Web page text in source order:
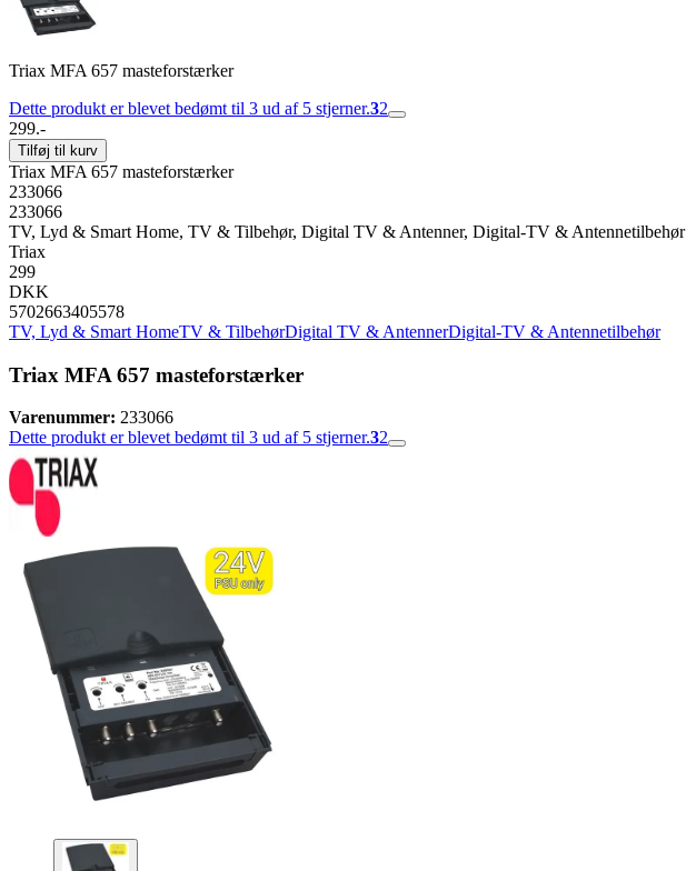
Triax MFA 657 masteforstærker
Dette produkt er blevet bedømt til 3 ud af 5 stjerner.32
299.-
Tilføj til kurv
Triax MFA 657 masteforstærker
233066
233066
TV, Lyd & Smart Home, TV & Tilbehør, Digital TV & Antenner, Digital-TV & Antennetilbehør
Triax
299
DKK
5702663405578
TV, Lyd & Smart HomeTV & TilbehørDigital TV & AntennerDigital-TV & Antennetilbehør
Triax MFA 657 masteforstærker
Varenummer: 233066
Dette produkt er blevet bedømt til 3 ud af 5 stjerner.32